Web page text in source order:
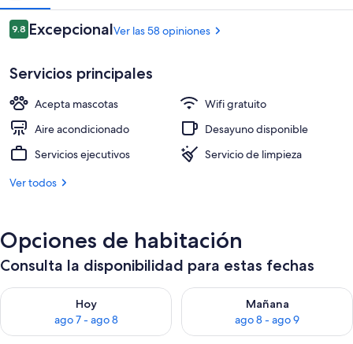
Exterior
Opiniones
9.89.8 de 10,
ExcepcionalVer las 58 opiniones
Servicios principales
Acepta mascotas
Wifi gratuito
Aire acondicionado
Desayuno disponible
Servicios ejecutivos
Servicio de limpieza
Ver todos
Opciones de habitación
Consulta la disponibilidad para estas fechas
Hoy
ago 7 - ago 8
Consulta la disponibilidad para hoy ago 7 - ago 8
Mañana
ago 8 - ago 9
Consulta la disponibilidad